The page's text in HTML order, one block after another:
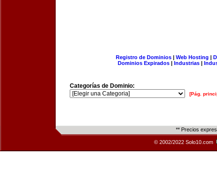
Registro de Dominios| Web Hosting |
Dominios Expirados | Industrias |
Categorías de Dominio:
[Pág.
** Precios
© 2002/2022 Solo10.com